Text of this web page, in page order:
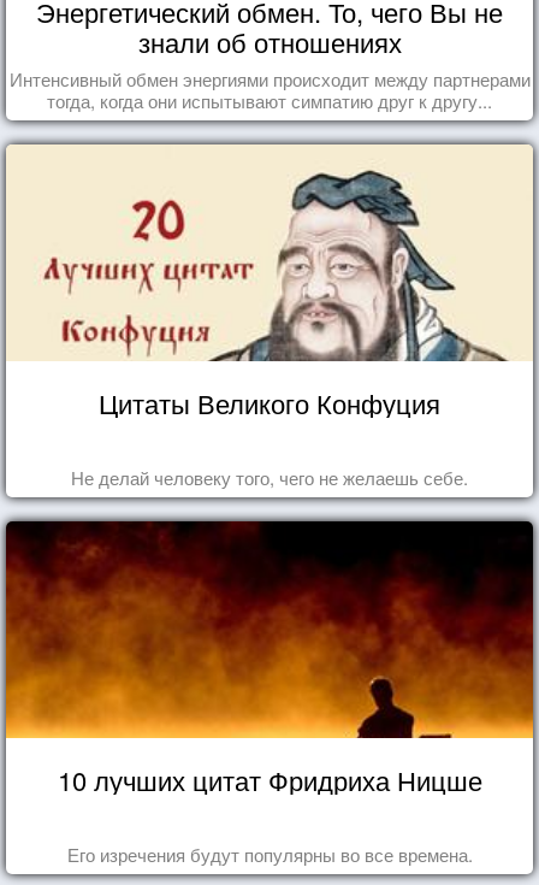
Энергетический обмен. То, чего Вы не
знали об отношениях
Интенсивный обмен энергиями происходит между партнерами
тогда, когда они испытывают симпатию друг к другу...
Цитаты Великого Конфуция
Не делай человеку того, чего не желаешь себе.
10 лучших цитат Фридриха Ницше
Его изречения будут популярны во все времена.